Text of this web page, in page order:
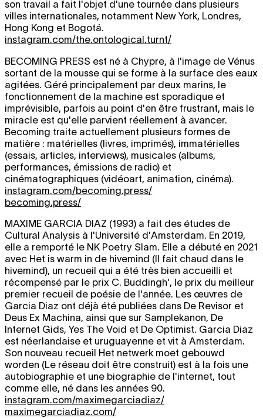
son travail a fait l'objet d'une tournée dans plusieurs
villes internationales, notamment New York, Londres,
Hong Kong et Bogotá.
instagram.com/the.ontological.turnt/
BECOMING PRESS est né à Chypre, à l'image de Vénus
sortant de la mousse qui se forme à la surface des eaux
agitées. Géré principalement par deux marins, le
fonctionnement de la machine est sporadique et
imprévisible, parfois au point d'en être frustrant, mais le
miracle est qu'elle parvient réellement à avancer.
Becoming traite actuellement plusieurs formes de
matière : matérielles (livres, imprimés), immatérielles
(essais, articles, interviews), musicales (albums,
performances, émissions de radio) et
cinématographiques (vidéoart, animation, cinéma).
instagram.com/becoming.press/
becoming.press/
MAXIME GARCIA DIAZ (1993) a fait des études de
Cultural Analysis à l'Université d'Amsterdam. En 2019,
elle a remporté le NK Poetry Slam. Elle a débuté en 2021
avec Het is warm in de hivemind (Il fait chaud dans le
hivemind), un recueil qui a été très bien accueilli et
récompensé par le prix C. Buddingh', le prix du meilleur
premier recueil de poésie de l'année. Les œuvres de
Garcia Diaz ont déjà été publiées dans De Revisor et
Deus Ex Machina, ainsi que sur Samplekanon, De
Internet Gids, Yes The Void et De Optimist. Garcia Diaz
est néerlandaise et uruguayenne et vit à Amsterdam.
Son nouveau recueil Het netwerk moet gebouwd
worden (Le réseau doit être construit) est à la fois une
autobiographie et une biographie de l'internet, tout
comme elle, né dans les années 90.
instagram.com/maximegarciadiaz/
maximegarciadiaz.com/